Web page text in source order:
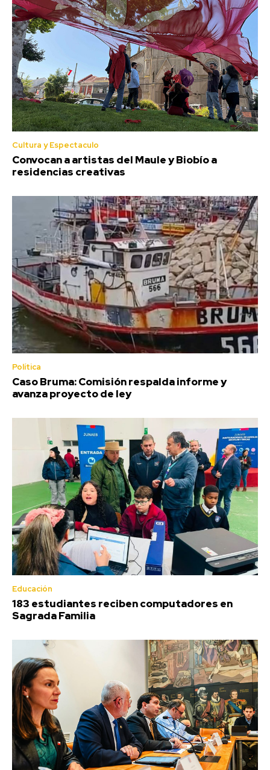
Cultura y Espectaculo
Convocan a artistas del Maule y Biobío a
residencias creativas
Política
Caso Bruma: Comisión respalda informe y
avanza proyecto de ley
Educación
183 estudiantes reciben computadores en
Sagrada Familia